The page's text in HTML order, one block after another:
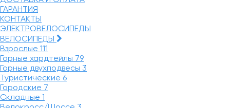
ГАРАНТИЯ
КОНТАКТЫ
ЭЛЕКТРОВЕЛОСИПЕДЫ
ВЕЛОСИПЕДЫ
Взрослые 111
Горные хардтейлы 79
Горные двухподвесы 3
Туристические 6
Городские 7
Складные 1